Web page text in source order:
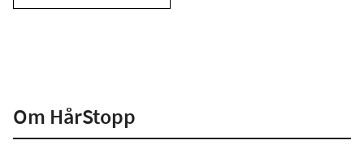
Om HårStopp